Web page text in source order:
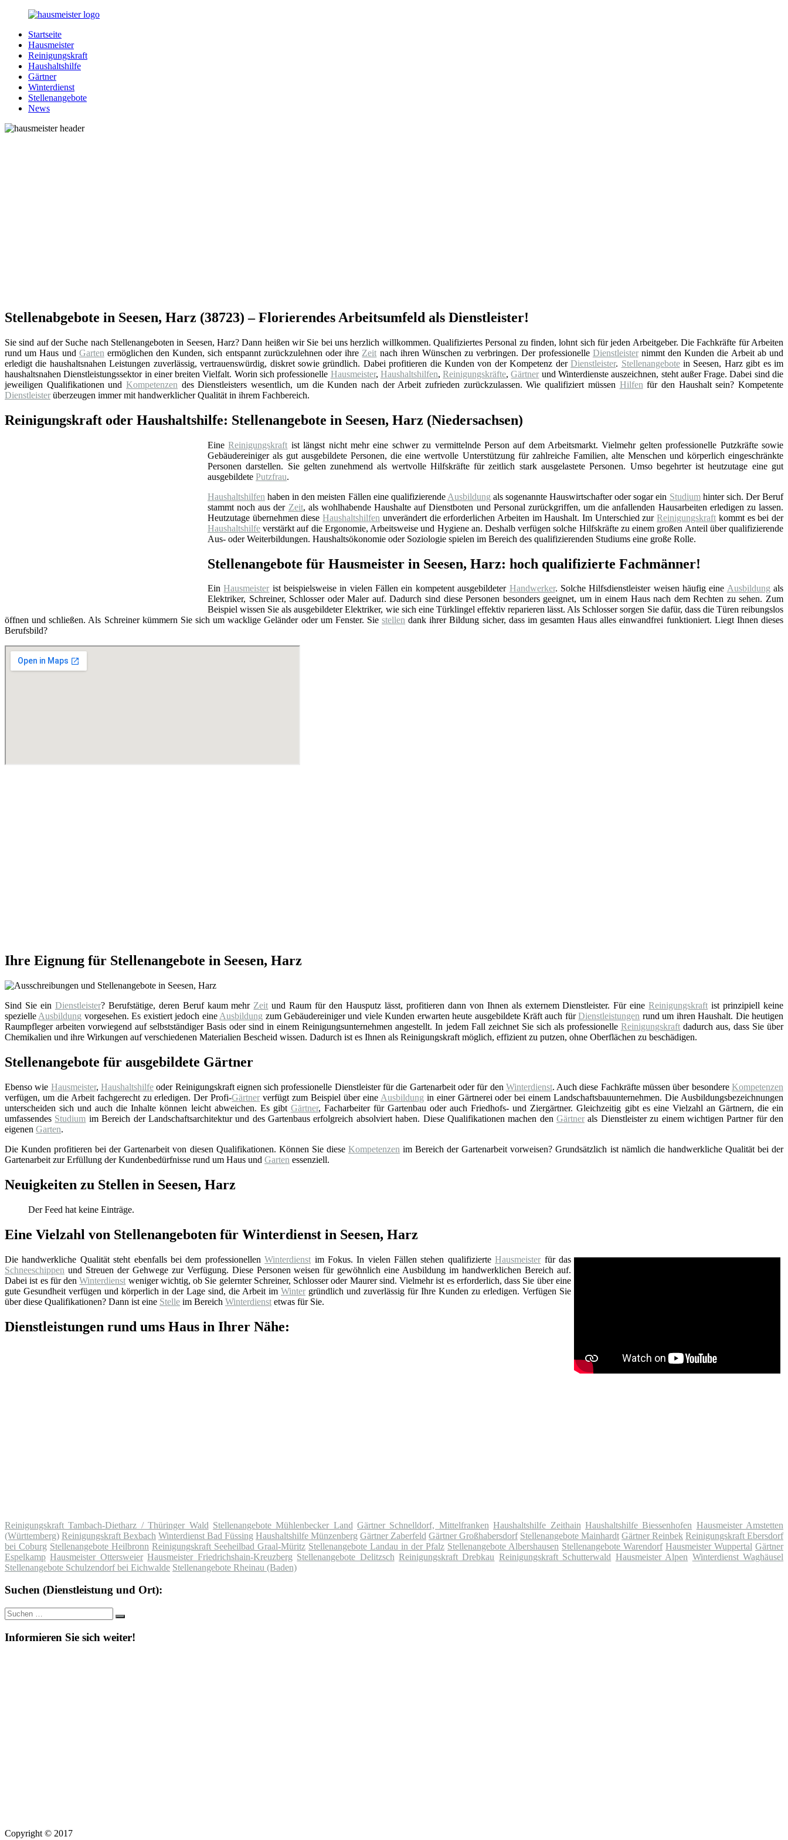
Zurück
Inhalt
Hausmeister.de
Alles
rund
Ihren
Haushalt
Startseite
Hausmeister
Reinigungskraft
Haushaltshilfe
Gärtner
Winterdienst
Stellenangebote
News
Stellenabgebote in Seesen, Harz (38723) – Florierendes Arbeitsumfeld als Dienstleister!
Sie sind auf der Suche nach Stellenangeboten in Seesen, Harz? Dann heißen wir Sie bei uns herzlich willkommen. Qualifiziertes Personal zu finden, lohnt sich für jeden Arbeitgeber. Die Fachkräfte für Arbeiten
rund um Haus und Garten ermöglichen den Kunden, sich entspannt zurückzulehnen oder ihre Zeit nach ihren Wünschen zu verbringen. Der professionelle Dienstleisternimmt den Kunden die Arbeit ab und
erledigt die haushaltsnahen Leistungen zuverlässig, vertrauenswürdig, diskret sowie gründlich. Dabei profitieren die Kunden von der Kompetenz derDienstleister. Stellenangebotein Seesen, Harz gibt es im
haushaltsnahen Dienstleistungssektor in einer breiten Vielfalt. Worin sich professionelle Hausmeister, Haushaltshilfen,Reinigungskräfte,Gärtner und Winterdienste auszeichnen, steht außer Frage. Dabei sind die
jeweiligen Qualifikationen undKompetenzen des Dienstleisters wesentlich, um die Kunden nach der Arbeit zufrieden zurückzulassen. Wie qualifiziert müssen Hilfen für den Haushalt sein? Kompetente
Dienstleister überzeugen immer mit handwerklicher Qualität in ihrem Fachbereich.
Reinigungskraft oder Haushaltshilfe: Stellenangebote in Seesen, Harz (Niedersachsen)
EineReinigungskraft ist längst nicht mehr eine schwer zu vermittelnde Person auf dem Arbeitsmarkt. Vielmehr gelten professionelle Putzkräfte sowie
Gebäudereiniger als gut ausgebildete Personen, die eine wertvolle Unterstützung für zahlreiche Familien, alte Menschen und körperlich eingeschränkte
Personen darstellen. Sie gelten zunehmend als wertvolle Hilfskräfte für zeitlich stark ausgelastete Personen. Umso begehrter ist heutzutage eine gut
ausgebildete Putzfrau.
Haushaltshilfen haben in den meisten Fällen eine qualifizierende Ausbildung als sogenannte Hauswirtschafter oder sogar ein Studiumhinter sich. Der Beruf
stammt noch aus der Zeit, als wohlhabende Haushalte auf Dienstboten und Personal zurückgriffen, um die anfallenden Hausarbeiten erledigen zu lassen.
Heutzutage übernehmen dieseHaushaltshilfen unverändert die erforderlichen Arbeiten im Haushalt. Im Unterschied zurReinigungskraft kommt es bei der
Haushaltshilfe verstärkt auf die Ergonomie, Arbeitsweise und Hygiene an. Deshalb verfügen solche Hilfskräfte zu einem großen Anteil über qualifizierende
Aus- oder Weiterbildungen. Haushaltsökonomie oder Soziologie spielen im Bereich des qualifizierenden Studiums eine große Rolle.
Stellenangebote für Hausmeister in Seesen, Harz: hoch qualifizierte Fachmänner!
EinHausmeister ist beispielsweise in vielen Fällen ein kompetent ausgebildeter Handwerker. Solche Hilfsdienstleister weisen häufig eine Ausbildungals
Elektriker, Schreiner, Schlosser oder Maler auf. Dadurch sind diese Personen besonders geeignet, um in einem Haus nach dem Rechten zu sehen. Zum
Beispiel wissen Sie als ausgebildeter Elektriker, wie sich eine Türklingel effektiv reparieren lässt. Als Schlosser sorgen Sie dafür, dass die Türen reibungslos
öffnen und schließen. Als Schreiner kümmern Sie sich um wacklige Geländer oder um Fenster. Siestellen dank ihrer Bildung sicher, dass im gesamten Haus alles einwandfrei funktioniert. Liegt Ihnen dieses
Berufsbild?
Ihre Eignung für Stellenangebote in Seesen, Harz
Sind Sie ein Dienstleister? Berufstätige, deren Beruf kaum mehr Zeit und Raum für den Hausputz lässt, profitieren dann von Ihnen als externem Dienstleister. Für eineReinigungskraft ist prinzipiell keine
spezielle Ausbildung vorgesehen. Es existiert jedoch eine Ausbildung zum Gebäudereiniger und viele Kunden erwarten heute ausgebildete Kräft auch fürDienstleistungen rund um ihren Haushalt. Die heutigen
Raumpfleger arbeiten vorwiegend auf selbstständiger Basis oder sind in einem Reinigungsunternehmen angestellt. In jedem Fall zeichnet Sie sich als professionelle Reinigungskraftdadurch aus, dass Sie über
Chemikalien und ihre Wirkungen auf verschiedenen Materialien Bescheid wissen. Dadurch ist es Ihnen als Reinigungskraft möglich, effizient zu putzen, ohne Oberflächen zu beschädigen.
Stellenangebote für ausgebildete Gärtner
Ebenso wie Hausmeister, Haushaltshilfeoder Reinigungskraft eignen sich professionelle Dienstleister für die Gartenarbeit oder für den Winterdienst. Auch diese Fachkräfte müssen über besondereKompetenzen
verfügen, um die Arbeit fachgerecht zu erledigen. Der Profi-Gärtner verfügt zum Beispiel über eine Ausbildung in einer Gärtnerei oder bei einem Landschaftsbauunternehmen. Die Ausbildungsbezeichnungen
unterscheiden sich und auch die Inhalte können leicht abweichen. Es gibt Gärtner, Facharbeiter für Gartenbau oder auch Friedhofs- und Ziergärtner. Gleichzeitig gibt es eine Vielzahl an Gärtnern, die ein
umfassendes Studium im Bereich der Landschaftsarchitektur und des Gartenbaus erfolgreich absolviert haben. Diese Qualifikationen machen den Gärtner als Dienstleister zu einem wichtigen Partner für den
eigenen Garten.
Die Kunden profitieren bei der Gartenarbeit von diesen Qualifikationen. Können Sie diese Kompetenzen im Bereich der Gartenarbeit vorweisen? Grundsätzlich ist nämlich die handwerkliche Qualität bei der
Gartenarbeit zur Erfüllung der Kundenbedürfnisse rund um Haus und Garten essenziell.
Neuigkeiten zu Stellen in Seesen, Harz
Der Feed hat keine Einträge.
Eine Vielzahl von Stellenangeboten für Winterdienst in Seesen, Harz
Die handwerkliche Qualität steht ebenfalls bei dem professionellenWinterdienst im Fokus. In vielen Fällen stehen qualifizierteHausmeister für das
Schneeschippen und Streuen der Gehwege zur Verfügung. Diese Personen weisen für gewöhnlich eine Ausbildung im handwerklichen Bereich auf.
Dabei ist es für denWinterdienst weniger wichtig, ob Sie gelernter Schreiner, Schlosser oder Maurer sind. Vielmehr ist es erforderlich, dass Sie über eine
gute Gesundheit verfügen und körperlich in der Lage sind, die Arbeit im Winter gründlich und zuverlässig für Ihre Kunden zu erledigen. Verfügen Sie
über diese Qualifikationen? Dann ist eine Stelle im Bereich Winterdienst etwas für Sie.
Dienstleistungen rund ums Haus in Ihrer Nähe:
Reinigungskraft Tambach-Dietharz / Thüringer Wald Stellenangebote Mühlenbecker Land Gärtner Schnelldorf, Mittelfranken Haushaltshilfe Zeithain Haushaltshilfe Biessenhofen Hausmeister Amstetten
(Württemberg) Reinigungskraft Bexbach Winterdienst Bad Füssing Haushaltshilfe Münzenberg Gärtner Zaberfeld Gärtner Großhabersdorf Stellenangebote Mainhardt Gärtner Reinbek Reinigungskraft Ebersdorf
bei Coburg Stellenangebote Heilbronn Reinigungskraft Seeheilbad Graal-Müritz Stellenangebote Landau in der Pfalz Stellenangebote Albershausen Stellenangebote Warendorf Hausmeister Wuppertal Gärtner
Espelkamp Hausmeister Ottersweier Hausmeister Friedrichshain-Kreuzberg Stellenangebote Delitzsch Reinigungskraft Drebkau Reinigungskraft Schutterwald Hausmeister Alpen Winterdienst Waghäusel
Stellenangebote Schulzendorf bei Eichwalde Stellenangebote Rheinau (Baden)
Suchen (Dienstleistung und Ort):
Suche
nach:
Suchen
Informieren Sie sich weiter!
Copyright © 2017